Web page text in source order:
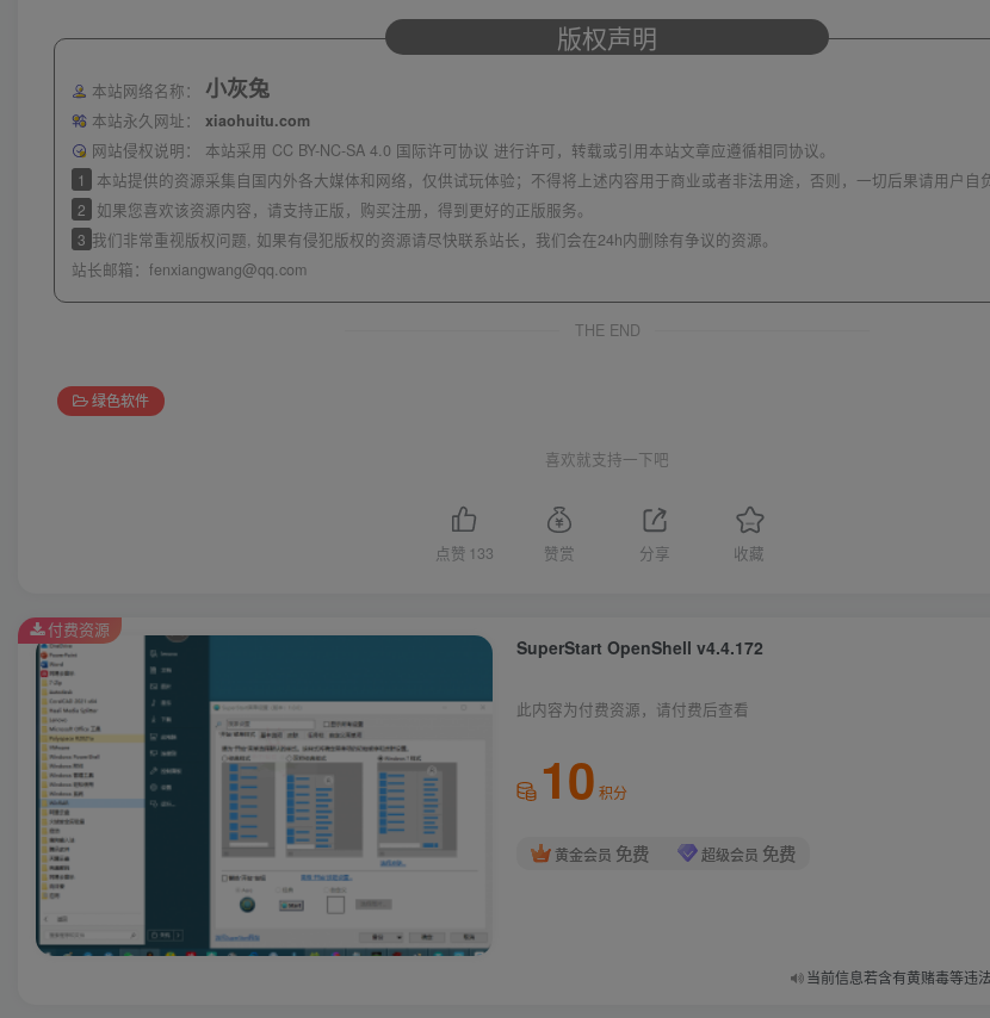
版权声明
本站网络名称： 小灰兔
本站永久网址：
xiaohuitu.com
网站侵权说明：
本站采用 CC BY-NC-SA 4.0 国际许可协议 进行许可，转载或引用本站文章应遵循相同协议。
1 本站提供的资源采集自国内外各大媒体和网络，仅供试玩体验；不得将上述内容用于商业或者非法用途，否则，一切后果请用户自负
2 如果您喜欢该资源内容，请支持正版，购买注册，得到更好的正版服务。
3 我们非常重视版权问题, 如果有侵犯版权的资源请尽快联系站长，我们会在24h内删除有争议的资源。
站长邮箱： fenxiangwang@qq.com
THE END
绿色软件
喜欢就支持一下吧
点赞 133 赞赏 分享 收藏
SuperStart OpenShell v4.4.172
此内容为付费资源，请付费后查看
10 积分
黄金会员 免费 超级会员 免费
当前信息若含有黄赌毒等违
付费资源